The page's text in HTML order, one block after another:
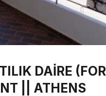
DAİRE
|| ATHENS